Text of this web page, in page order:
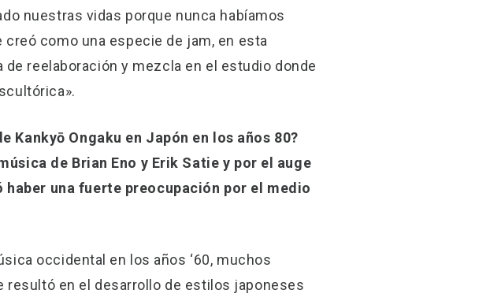
nuestras vidas porque nunca habíamos
como una especie de jam, en esta
reelaboración y mezcla en el estudio donde
Kankyō Ongaku en Japón en los años 80?
de Brian Eno y Erik Satie y por el auge
una fuerte preocupación por el medio
occidental en los años ‘60, muchos
resultó en el desarrollo de estilos japoneses